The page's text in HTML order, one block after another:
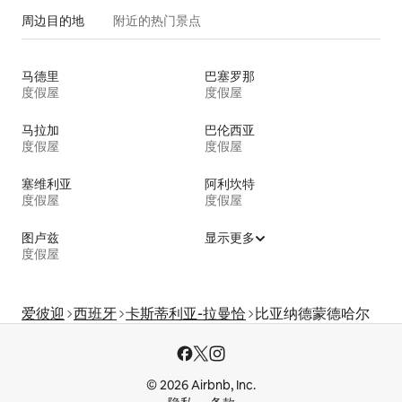
周边目的地 附近的热门景点
马德里
度假屋
巴塞罗那
度假屋
马拉加
度假屋
巴伦西亚
度假屋
塞维利亚
度假屋
阿利坎特
度假屋
图卢兹
度假屋
显示更多
爱彼迎 西班牙 卡斯蒂利亚-拉曼恰 比亚纳德蒙德哈尔
© 2026 Airbnb, Inc.